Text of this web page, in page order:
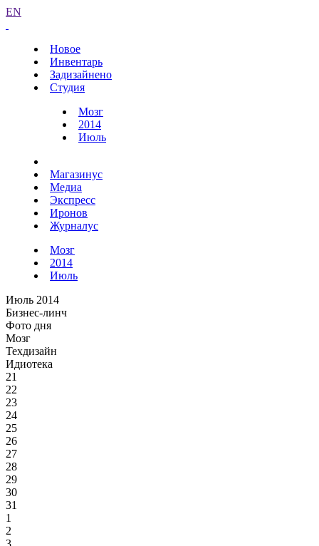
EN
Новое
Инвентарь
Задизайнено
Студия
Мозг
2014
Июль
Магазинус
Медиа
Экспресс
Иронов
Журналус
Мозг
2014
Июль
Июль 2014
Бизнес-линч
Фото дня
Мозг
Техдизайн
Идиотека
21
22
23
24
25
26
27
28
29
30
31
1
2
3